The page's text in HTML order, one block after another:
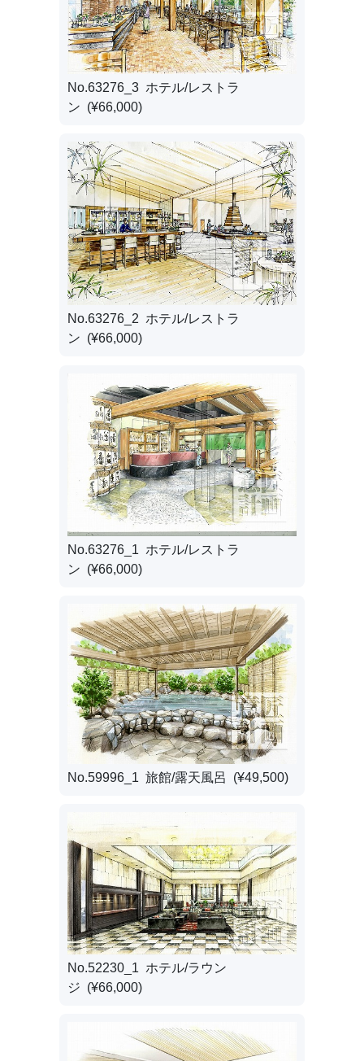
No.63276_3 ホテル/レストラ
ン (¥66,000)
No.63276_2 ホテル/レストラ
ン (¥66,000)
No.63276_1 ホテル/レストラ
ン (¥66,000)
No.59996_1 旅館/露天風呂 (¥49,500)
No.52230_1 ホテル/ラウン
ジ (¥66,000)